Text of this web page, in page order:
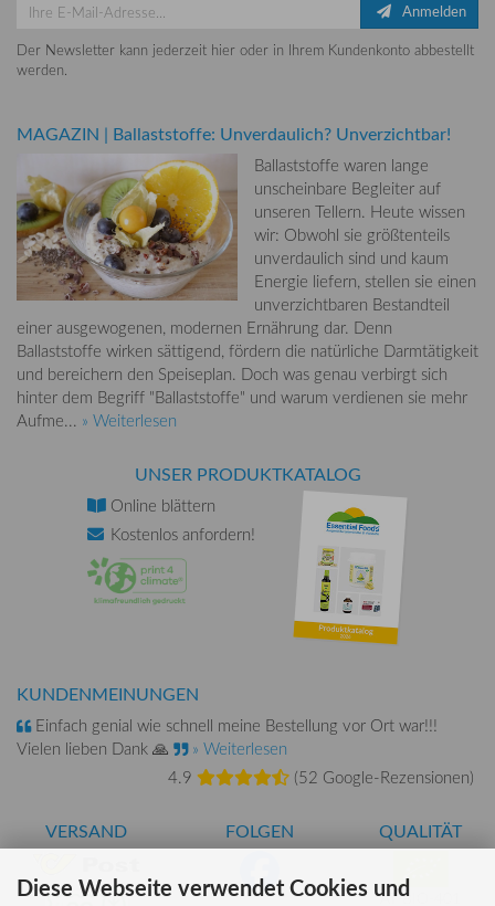
Anmelden
Der Newsletter kann jederzeit hier oder in Ihrem Kundenkonto abbestellt
werden.
MAGAZIN | Ballaststoffe: Unverdaulich? Unverzichtbar!
Ballaststoffe waren lange
unscheinbare Begleiter auf
unseren Tellern. Heute wissen
wir: Obwohl sie größtenteils
unverdaulich sind und kaum
Energie liefern, stellen sie einen
unverzichtbaren Bestandteil
einer ausgewogenen, modernen Ernährung dar. Denn
Ballaststoffe wirken sättigend, fördern die natürliche Darmtätigkeit
und bereichern den Speiseplan. Doch was genau verbirgt sich
hinter dem Begriff "Ballaststoffe" und warum verdienen sie mehr
Aufme... » Weiterlesen
UNSER PRODUKTKATALOG
Online blättern
Kostenlos anfordern!
KUNDENMEINUNGEN
Einfach genial wie schnell meine Bestellung vor Ort war!!!
Vielen lieben Dank 🙏
» Weiterlesen
4.9
(52 Google-Rezensionen)
VERSAND FOLGEN QUALITÄT
AT-BIO-401
Diese Webseite verwendet Cookies und